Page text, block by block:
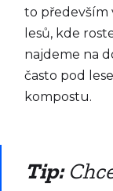
to především
lesů, kde
najdeme na
často pod
kompostu.
Tip: